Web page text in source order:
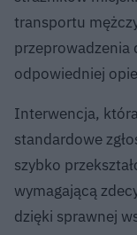
transportu
przeprowadzenia
odpowiedniej
Interwencja,
standardowe
szybko
wymagającą
dzięki sprawnej